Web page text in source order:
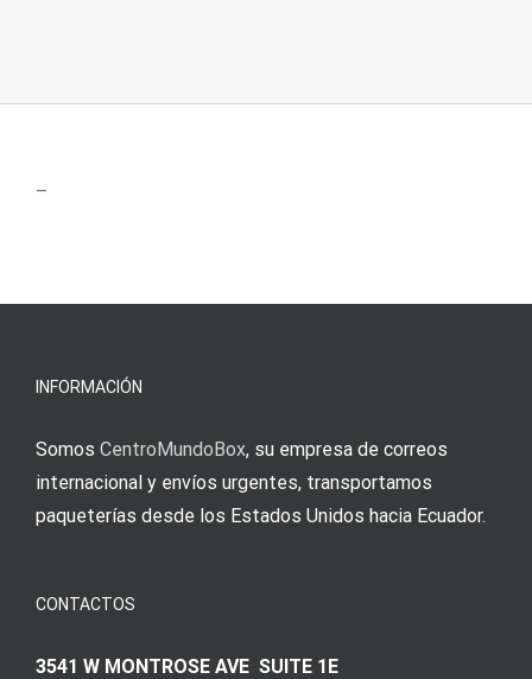
–
INFORMACIÓN
Somos CentroMundoBox, su empresa de correos
internacional y envíos urgentes, transportamos
paqueterías desde los Estados Unidos hacia Ecuador.
CONTACTOS
3541 W MONTROSE AVE SUITE 1E